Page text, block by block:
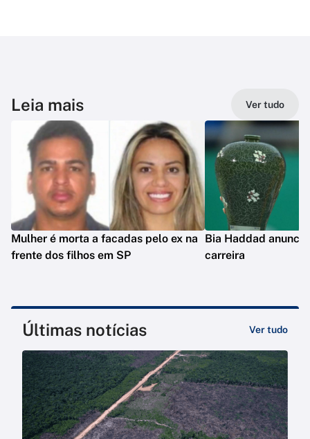
Leia mais Ver tudo
Mulher é morta a facadas pelo ex na
frente dos filhos em SP
Bia Haddad
carreira
Últimas notícias Ver tudo